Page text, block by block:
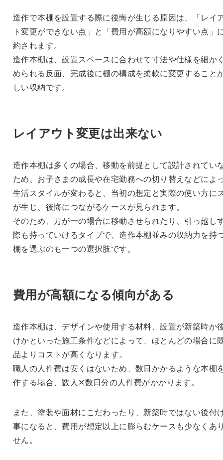
造作で本棚を設置する際に後悔が生じる原因は、「レイ
ト変更ができない点」と「費用が高額になりやすい点」
約されます。
造作本棚は、設置スペースに合わせて寸法や仕様を細か
められる反面、完成後に棚の構成を柔軟に変更すること
しい収納です。
レイアウト変更は出来ない
造作本棚は多くの場合、移動を前提として設計されてい
ため、お子さまの成長や在宅勤務への切り替えなどによ
生活スタイルが変わると、当初の想定と実際の使い方に
が生じ、後悔につながるケースが見られます。
そのため、万が一の場合に移動させられたり、引っ越し
際も持っていけるタイプで、造作本棚並みの収納力を持
棚を選ぶのも一つの選択肢です。
費用が高額になる傾向がある
造作本棚は、デザインや使用する材料、設置が新築時か
けかといった施工条件などによって、ほとんどの場合に
品よりコストが高くなります。
職人の人件費は安くはないため、数日かかるような本棚
作する場合、数人✕数日分の人件費がかかります。
また、塗装や面材にこだわったり、新築時ではない後付
事になると、費用が想定以上に膨らむケースも少なくあ
せん。